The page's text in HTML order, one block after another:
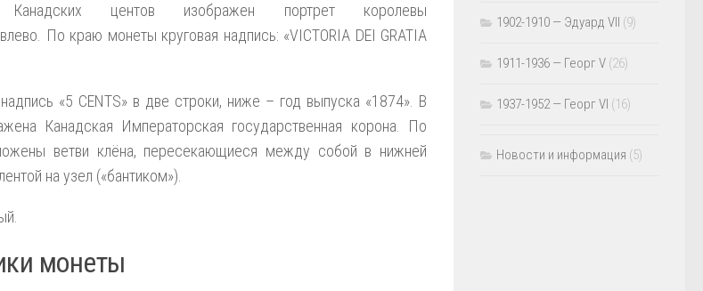
центов изображен портрет королевы
По краю монеты круговая надпись: «VICTORIA DEI GRATIA
«5 CENTS» в две строки, ниже – год выпуска «1874». В
Канадская Императорская государственная корона. По
ветви клёна, пересекающиеся между собой в нижней
на узел («бантиком»).
монеты
1902-1910 — Эдуард VII (9)
1911-1936 — Георг V (26)
1937-1952 — Георг VI (16)
Новости и информация (5)